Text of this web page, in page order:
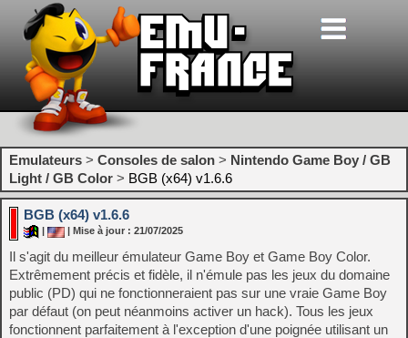
Emulateurs > Consoles de salon > Nintendo Game Boy / GB
Light / GB Color > BGB (x64) v1.6.6
BGB (x64) v1.6.6
| Mise à jour : 21/07/2025
Il s'agit du meilleur émulateur Game Boy et Game Boy Color.
Extrêmement précis et fidèle, il n'émule pas les jeux du domaine
public (PD) qui ne fonctionneraient pas sur une vraie Game Boy
par défaut (on peut néanmoins activer un hack). Tous les jeux
fonctionnent parfaitement à l'exception d'une poignée utilisant un